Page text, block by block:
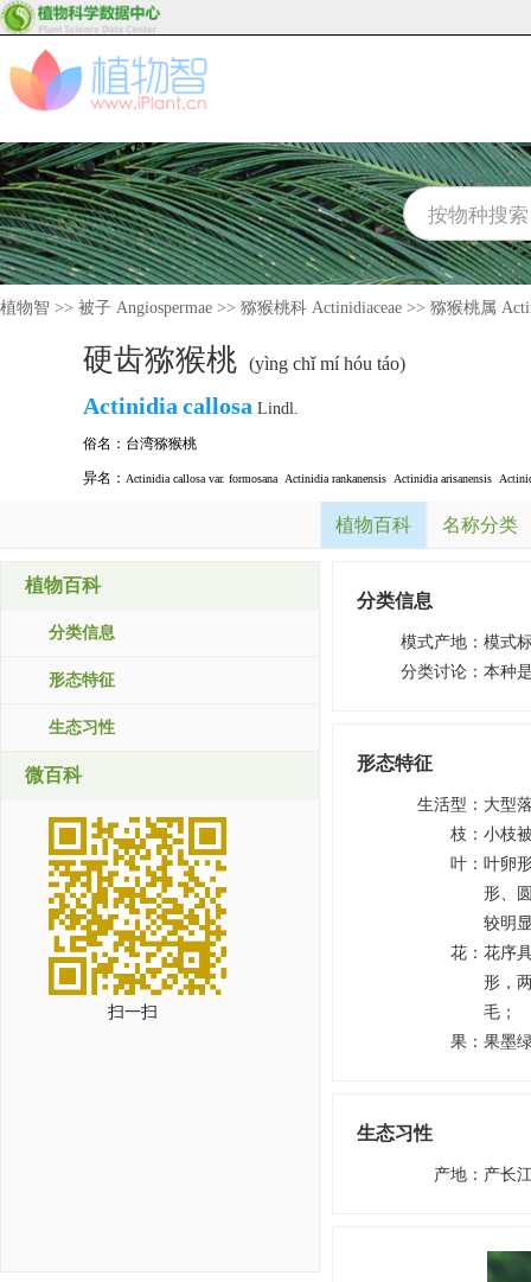
植物智 >> 被子 Angiospermae >> 猕猴桃科 Actinidiaceae >> 猕猴桃属
硬齿猕猴桃 (yìng chǐ mí hóu táo)
Actinidia callosa Lindl.
俗名： 台湾猕猴桃
异名： Actinidia callosa var. formosana Actinidia rankanensis Actinidia arisanensis
植物百科 名称分类
植物百科
分类信息
形态特征
生态习性
微百科
扫一扫
分类信息
模式产地 ： 模式
分类讨论 ： 本种
形态特征
生活型 ： 大型
枝 ： 小枝
叶 ： 叶卵
形、
较明
花 ： 花序
形，
毛；
果 ： 果墨
生态习性
产地 ： 产长